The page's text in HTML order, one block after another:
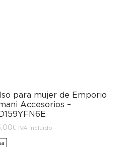
para mujer de Emporio
Accesorios –
€ IVA incluido